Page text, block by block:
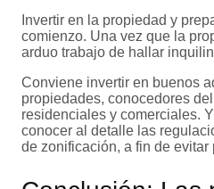
Invertir en la propiedad y
comienzo. Una vez que la
arduo trabajo de hallar
Conviene invertir en buenos
propiedades, conocedores
residenciales y comerciales.
conocer al detalle las
de zonificación, a fin de evitar